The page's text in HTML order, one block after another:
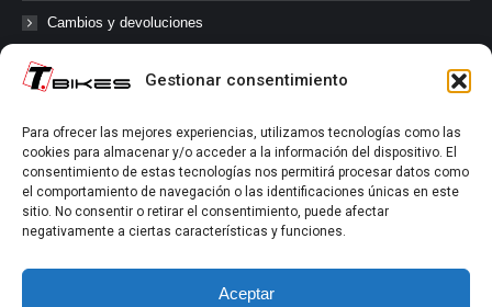
Gestionar consentimiento
Para ofrecer las mejores experiencias, utilizamos tecnologías como las
cookies para almacenar y/o acceder a la información del dispositivo. El
consentimiento de estas tecnologías nos permitirá procesar datos como
el comportamiento de navegación o las identificaciones únicas en este
sitio. No consentir o retirar el consentimiento, puede afectar
negativamente a ciertas características y funciones.
Aceptar
Cambios y devoluciones
@tbikes.cat #tbikes
Síguenos en las redes sociales de Tbikes, mantente informado de
nuestras novedades, productos, salidas en grupo, ofertas, sorteos ...
y muchos más!